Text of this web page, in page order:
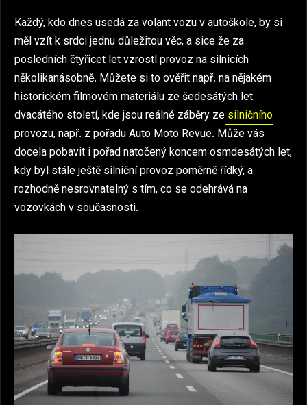
Každý, kdo dnes usedá za volant vozu v autoškole, by si
měl vzít k srdci jednu důležitou věc, a sice že za
posledních čtyřicet let vzrostl provoz na silnicích
několikanásobně. Můžete si to ověřit např. na nějakém
historickém filmovém materiálu ze šedesátých let
dvacátého století, kde jsou reálné záběry ze silničního
provozu, např. z pořadu Auto Moto Revue. Může vás
docela pobavit i pořad natočený koncem osmdesátých let,
kdy byl stále ještě silniční provoz poměrně řídký, a
rozhodně nesrovnatelný s tím, co se odehrává na
vozovkách v současnosti.